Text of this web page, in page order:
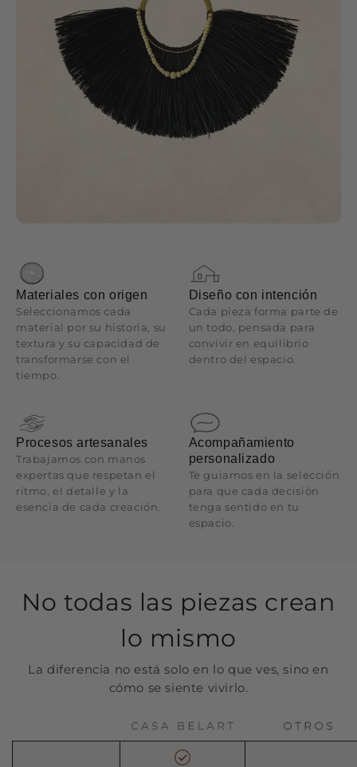
Materiales con origen
Seleccionamos cada
material por su historia, su
textura y su capacidad de
transformarse con el
tiempo.
Diseño con intención
Cada pieza forma parte de
un todo, pensada para
convivir en equilibrio
dentro del espacio.
Procesos artesanales
Trabajamos con manos
expertas que respetan el
ritmo, el detalle y la
esencia de cada creación.
Acompañamiento
personalizado
Te guiamos en la selección
para que cada decisión
tenga sentido en tu
espacio.
No todas las piezas crean
lo mismo
La diferencia no está solo en lo que ves, sino en
cómo se siente vivirlo.